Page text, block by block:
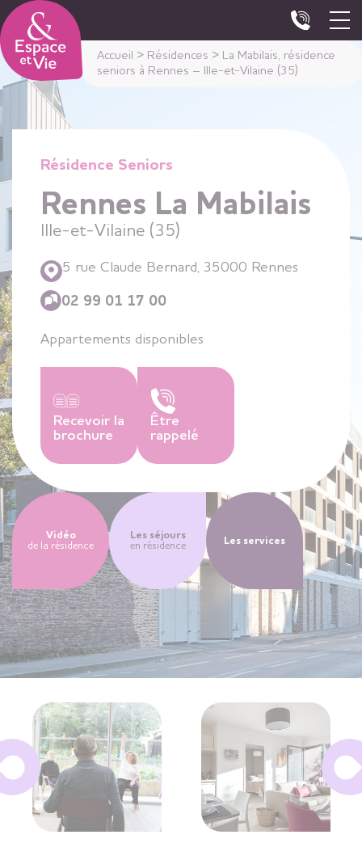
Accueil > Résidences > La Mabilais, résidence
seniors à Rennes – Ille-et-Vilaine (35)
Résidence Seniors
Rennes La Mabilais
Ille-et-Vilaine (35)
5 rue Claude Bernard, 35000 Rennes
02 99 01 17 00
Appartements disponibles
Recevoir la
brochure
Être
rappelé
Vidéo
de la résidence
Les séjours
en résidence
Les services
Panneau de gestion des cookies